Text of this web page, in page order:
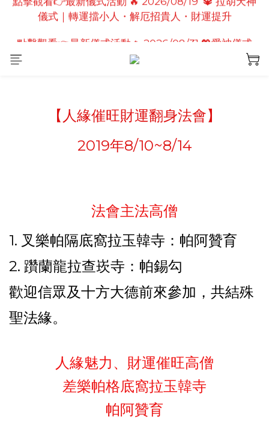
點擊觀看👉最新儀式活動🔥2026/08/19 💗2026七夕
點擊觀看👉最新儀式活動🔥 2026/08/31 💖愛神儀式
點擊觀看👉最新儀式活動🔥2026/08/19 💗2026七夕
【人緣催旺財運翻身法會】
2019年8/10~8/14
法會主法高僧
1. 叉樂帕隔底窩拉玉韓寺：帕阿贊育
2. 躦蘭龍拉查崁寺：帕錫勾
歡迎信眾及十方大德前來參加，共結殊
聖法緣。
人緣魅力、財運催旺高僧
差樂帕格底窩拉玉韓寺
帕阿贊育